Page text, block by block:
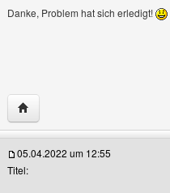
Profile anzeigen
Danke, Problem hat sich erledigt!
Website dieses Benutzers
05.04.2022 um 12:55
Titel: